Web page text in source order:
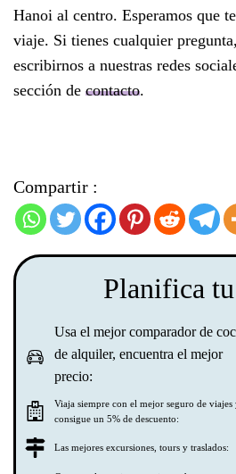
Hanoi al centro. Esperamos que
viaje. Si tienes cualquier
escribirnos a nuestras redes
sección de contacto.
Compartir :
Planifica
Usa el mejor comparador de
de alquiler, encuentra el mejor
precio:
Viaja siempre con el mejor seguro de viajes
consigue un 5% de descuento:
Las mejores excursiones, tours y traslados: